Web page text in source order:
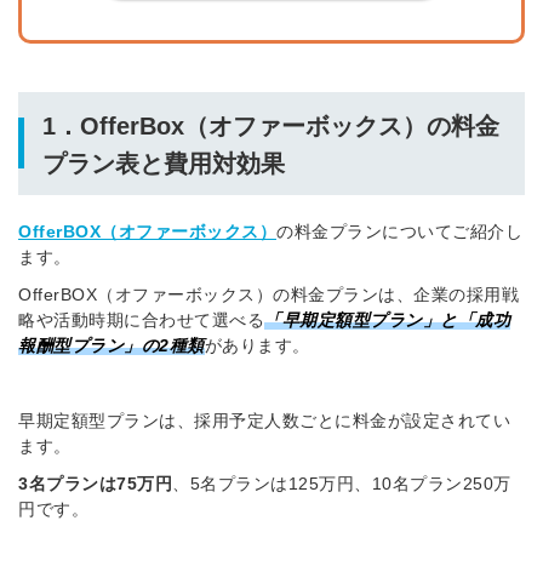
1．OfferBox（オファーボックス）の料金
プラン表と費用対効果
OfferBOX（オファーボックス） の料金プランについてご紹介し
ます。
OfferBOX（オファーボックス）の料金プランは、企業の採用戦
略や活動時期に合わせて選べる「早期定額型プラン」と「成功
報酬型プラン」の2種類があります。
早期定額型プランは、採用予定人数ごとに料金が設定されてい
ます。
3名プランは75万円
、5名プランは125万円、10名プラン250万
円です。